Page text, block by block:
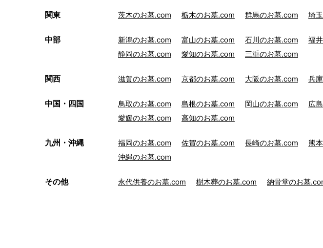
関東 茨木のお墓.com 栃木のお墓.com 群馬のお墓.com 埼
中部 新潟のお墓.com 富山のお墓.com 石川のお墓.com 福
静岡のお墓.com
愛知のお墓.com 三重のお墓.com
関西 滋賀のお墓.com 京都のお墓.com 大阪のお墓.com 兵
中国・四国 鳥取のお墓.com 島根のお墓.com 岡山のお墓.com 広
愛媛のお墓.com
高知のお墓.com
九州・沖縄 福岡のお墓.com 佐賀のお墓.com 長崎のお墓.com 熊
沖縄のお墓.com
その他 永代供養のお墓.com 樹木葬のお墓.com 納骨堂のお墓